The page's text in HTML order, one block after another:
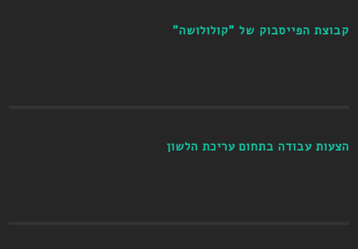
קבוצת הפייסבוק של "קולולושה"
הצעות עבודה בתחום עריכת הלשון